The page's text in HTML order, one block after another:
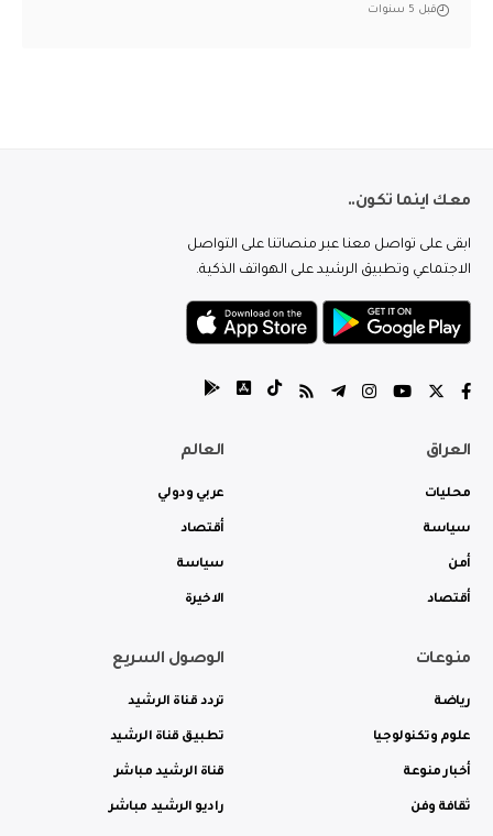
قبل 5 سنوات
معك اينما تكون..
ابقى على تواصل معنا عبر منصاتنا على التواصل
الاجتماعي وتطبيق الرشيد على الهواتف الذكية.
العراق
محليات
سياسة
أمن
أقتصاد
العالم
عربي ودولي
أقتصاد
سياسة
الاخيرة
منوعات
رياضة
علوم وتكنولوجيا
أخبار منوعة
ثقافة وفن
الوصول السريع
تردد قناة الرشيد
تطبيق قناة الرشيد
قناة الرشيد مباشر
راديو الرشيد مباشر